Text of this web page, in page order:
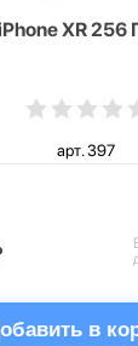
XR 256
арт. 397
в